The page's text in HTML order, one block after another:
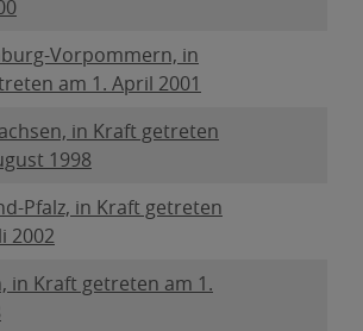
Vorpommern, in
am 1. April 2001
in Kraft getreten
1998
Pfalz, in Kraft getreten
2002
in Kraft getreten am 1.